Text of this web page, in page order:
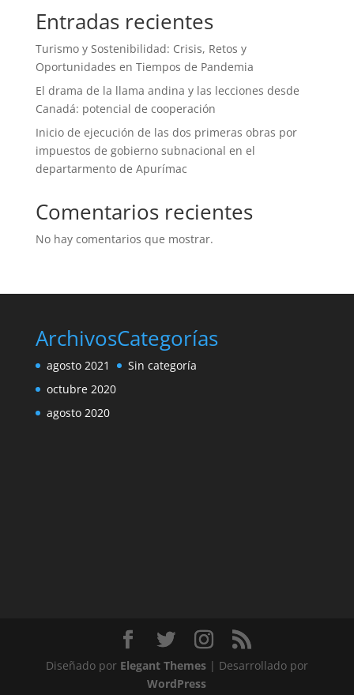
Entradas recientes
Turismo y Sostenibilidad: Crisis, Retos y
Oportunidades en Tiempos de Pandemia
El drama de la llama andina y las lecciones desde
Canadá: potencial de cooperación
Inicio de ejecución de las dos primeras obras por
impuestos de gobierno subnacional en el
departarmento de Apurímac
Comentarios recientes
No hay comentarios que mostrar.
Archivos
agosto 2021
octubre 2020
agosto 2020
Categorías
Sin categoría
Diseñado por Elegant Themes| Desarrollado por
WordPress